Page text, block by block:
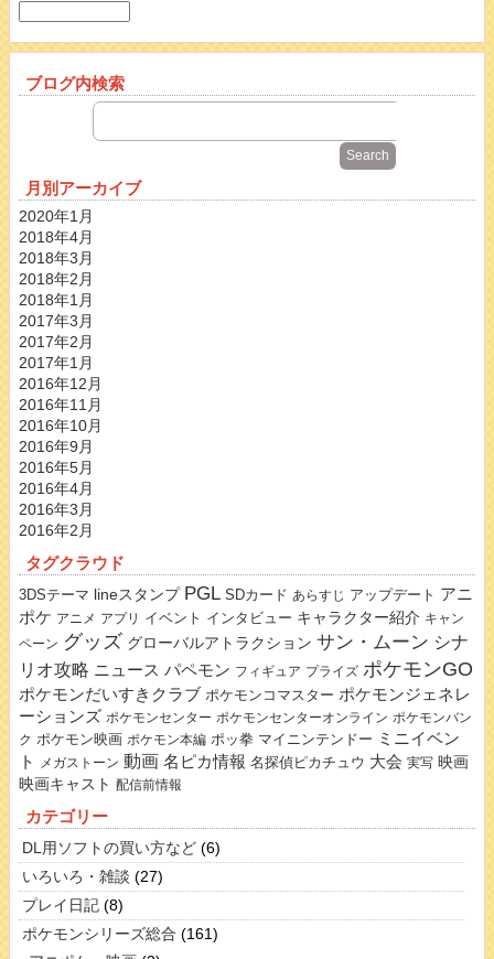
ブログ内検索
月別アーカイブ
2020年1月
2018年4月
2018年3月
2018年2月
2018年1月
2017年3月
2017年2月
2017年1月
2016年12月
2016年11月
2016年10月
2016年9月
2016年5月
2016年4月
2016年3月
2016年2月
タグクラウド
3DSテーマ lineスタンプ PGL SDカード あらすじ アップデート アニ
ポケ アニメ アプリ イベント インタビュー キャラクター紹介 キャン
ペーン グッズ グローバルアトラクション サン・ムーン シナ
リオ攻略 ニュース パペモン フィギュア プライズ ポケモンGO
ポケモンだいすきクラブ ポケモンコマスター ポケモンジェネレ
ーションズ ポケモンセンター ポケモンセンターオンライン ポケモンバン
ク ポケモン映画 ポケモン本編 ポッ拳 マイニンテンドー ミニイベン
ト
メガストーン 動画 名ピカ情報 名探偵ピカチュウ 大会 実写 映画
映画キャスト 配信前情報
カテゴリー
DL用ソフトの買い方など (6)
いろいろ・雑談 (27)
プレイ日記 (8)
ポケモンシリーズ総合 (161)